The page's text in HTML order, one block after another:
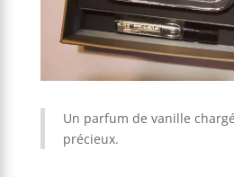
Un parfum de vanille
précieux.